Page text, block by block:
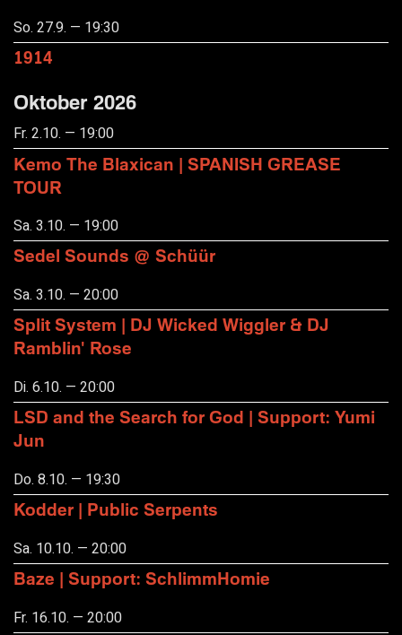
So. 27.9. — 19:30
1914
Oktober 2026
Fr. 2.10. — 19:00
Kemo The Blaxican | SPANISH GREASE
TOUR
Sa. 3.10. — 19:00
Sedel Sounds @ Schüür
Sa. 3.10. — 20:00
Split System | DJ Wicked Wiggler & DJ
Ramblin' Rose
Di. 6.10. — 20:00
LSD and the Search for God | Support: Yumi
Jun
Do. 8.10. — 19:30
Kodder | Public Serpents
Sa. 10.10. — 20:00
Baze | Support: SchlimmHomie
Fr. 16.10. — 20:00